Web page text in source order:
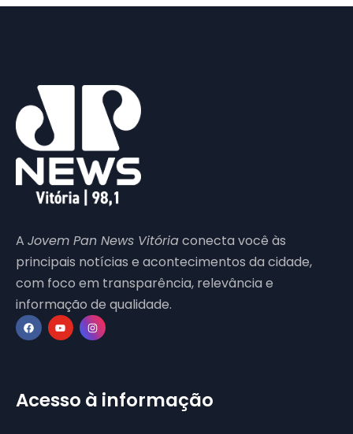
A Jovem Pan News Vitóriaconecta você às
principais notícias e acontecimentos da cidade,
com foco em transparência, relevância e
informação de qualidade.
Acesso à informação